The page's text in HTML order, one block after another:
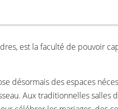
est la faculté de pouvoir
désormais des espaces
Aux traditionnelles salles